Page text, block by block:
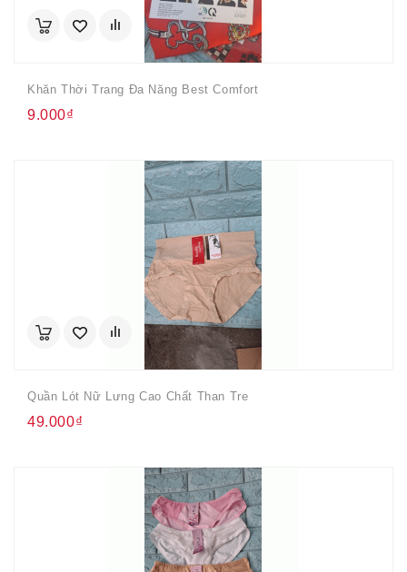
Khăn Thời Trang Đa Năng Best Comfort
9.000₫
Quần Lót Nữ Lưng Cao Chất Than Tre
49.000₫